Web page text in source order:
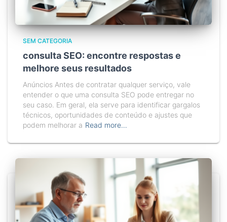
SEM CATEGORIA
consulta SEO: encontre respostas e
melhore seus resultados
Anúncios Antes de contratar qualquer serviço, vale
entender o que uma consulta SEO pode entregar no
seu caso. Em geral, ela serve para identificar gargalos
técnicos, oportunidades de conteúdo e ajustes que
podem melhorar a Read more…